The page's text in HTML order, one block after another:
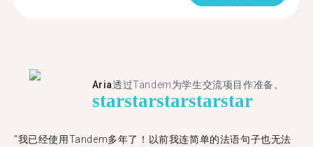
Aria透过Tandem为学生交流项目作准备。
starstarstarstarstar
"​​我已经使用Tandem多年了！以前我连简单的法语句子也无法